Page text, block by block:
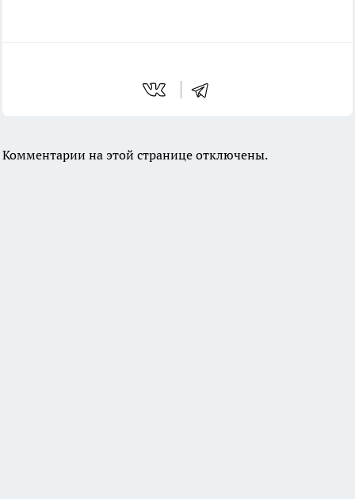
Комментарии на этой странице отключены.